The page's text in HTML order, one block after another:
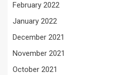
February 2022
January 2022
December 2021
November 2021
October 2021